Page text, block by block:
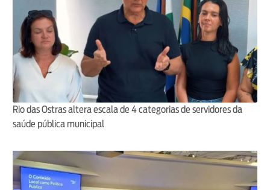
Rio das Ostras altera escala de 4 categorias de servidores da
saúde pública municipal